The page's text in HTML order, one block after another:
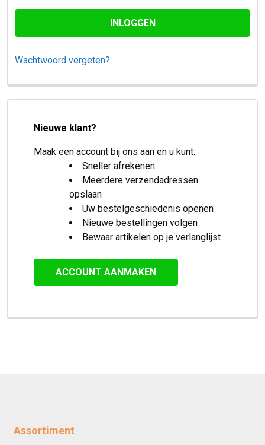
Wachtwoord vergeten?
Nieuwe klant?
Maak een account bij ons aan en u kunt:
Sneller afrekenen
Meerdere verzendadressen
opslaan
Uw bestelgeschiedenis openen
Nieuwe bestellingen volgen
Bewaar artikelen op je verlanglijst
ACCOUNT AANMAKEN
Assortiment